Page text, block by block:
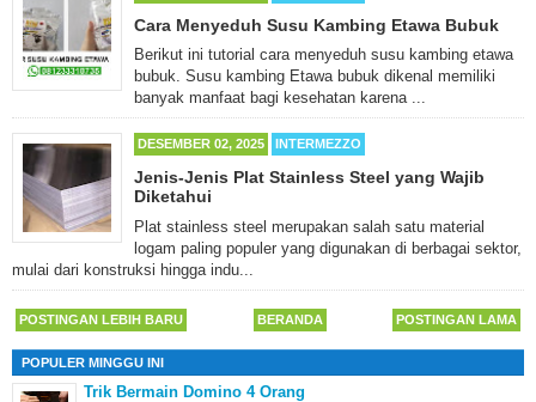
Cara Menyeduh Susu Kambing Etawa Bubuk
Berikut ini tutorial cara menyeduh susu kambing etawa
bubuk. Susu kambing Etawa bubuk dikenal memiliki
banyak manfaat bagi kesehatan karena ...
DESEMBER 02, 2025 INTERMEZZO
Jenis-Jenis Plat Stainless Steel yang Wajib
Diketahui
Plat stainless steel merupakan salah satu material
logam paling populer yang digunakan di berbagai sektor,
mulai dari konstruksi hingga indu...
POSTINGAN LEBIH BARU POSTINGAN LAMA
BERANDA
POPULER MINGGU INI
Trik Bermain Domino 4 Orang